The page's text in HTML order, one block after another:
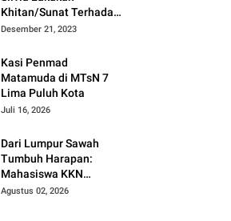
Khitan/Sunat Terhadap
Anak Warga Binaannya
Desember 21, 2023
Kasi Penmad
Matamuda di MTsN 7
Lima Puluh Kota
Juli 16, 2026
Dari Lumpur Sawah
Tumbuh Harapan:
Mahasiswa KKN
Universitas Andalas
Agustus 02, 2026